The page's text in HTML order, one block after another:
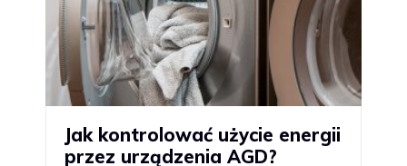
Jak kontrolować użycie energii
przez urządzenia AGD?